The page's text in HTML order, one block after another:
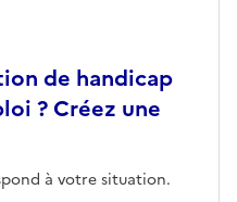
de handicap
? Créez une
à votre situation.